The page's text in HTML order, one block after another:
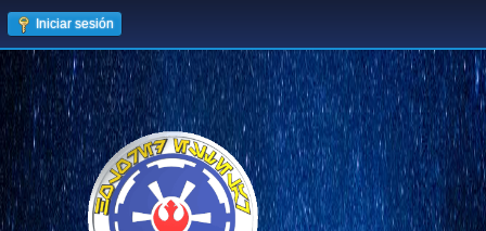
Iniciar sesión